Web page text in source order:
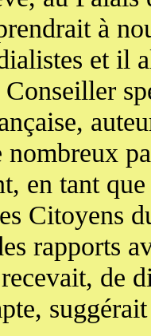
à
et il
en tant
Citoyens
rapports
de